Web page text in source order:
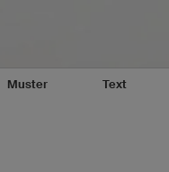
Muster Text